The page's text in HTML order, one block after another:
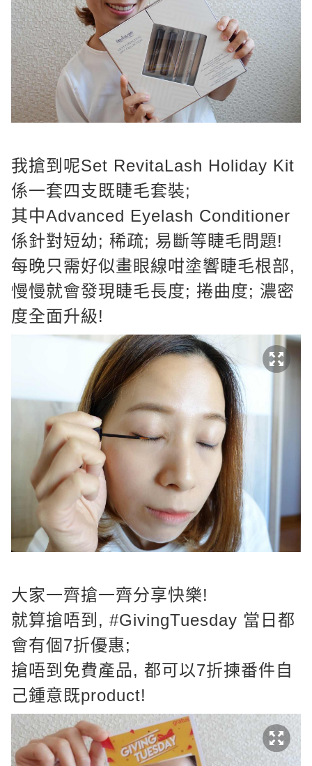
我搶到呢Set RevitaLash Holiday Kit
係一套四支既睫毛套裝;
其中Advanced Eyelash Conditioner
係針對短幼; 稀疏; 易斷等睫毛問題!
每晚只需好似畫眼線咁塗響睫毛根部,
慢慢就會發現睫毛長度; 捲曲度; 濃密
度全面升級!
大家一齊搶一齊分享快樂!
就算搶唔到, #GivingTuesday 當日都
會有個7折優惠;
搶唔到免費產品, 都可以7折揀番件自
己鍾意既product!